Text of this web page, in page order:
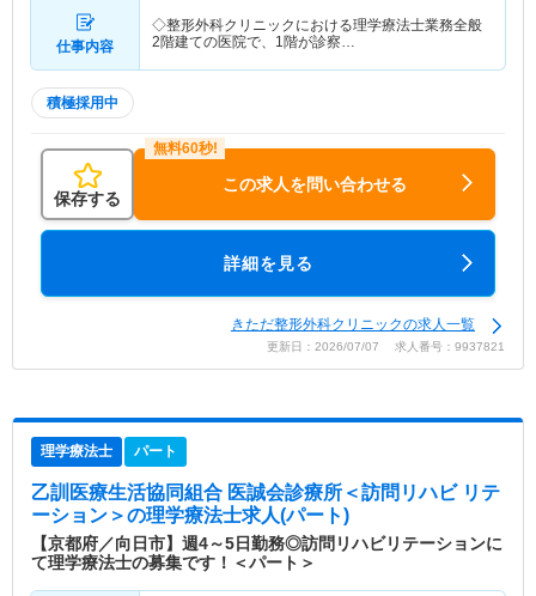
仕事内容
◇整形外科クリニックにおける理学療法士業務全般
2階建ての医院で、1階が診察…
積極採用中
保存する
この求人を問い合わせる
詳細を見る
きただ整形外科クリニックの求人一覧
更新日：2026/07/07 求人番号：9937821
理学療法士 パート
乙訓医療生活協同組合 医誠会診療所＜訪問リハビ リテ
ーション＞の理学療法士求人(パート)
【京都府／向日市】週4～5日勤務◎訪問リハビリテーションに
て理学療法士の募集です！＜パート＞